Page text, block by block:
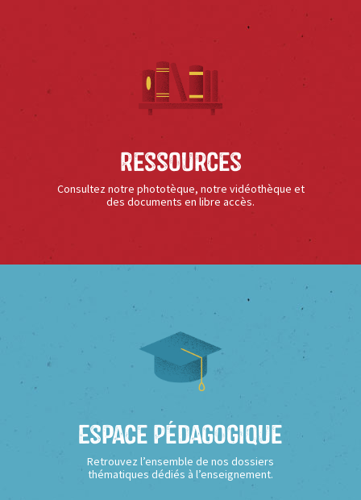
Ressources
Consultez notre phototèque, notre vidéothèque et
des documents en libre accès.
Espace Pédagogique
Retrouvez l’ensemble de nos dossiers
thématiques dédiés à l’enseignement.